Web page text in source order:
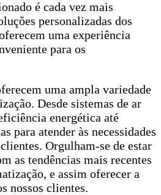
é cada vez mais
personalizadas dos
uma experiência
para os
uma ampla variedade
Desde sistemas de ar
energética até
para atender às necessidades
Orgulham-se de estar
as tendências mais recentes
e assim oferecer a
nossos clientes.